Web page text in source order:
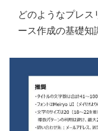
どのようなプレス
ース作成の基礎知